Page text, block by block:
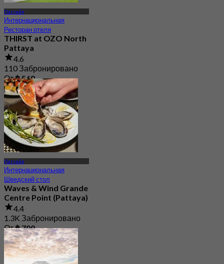
Паттайя
Интернациональная
Ресторан отеля
THIRST at OZO North
Pattaya
4.6
110 Забронировано
От฿ 569
Паттайя
Интернациональная
Шведский стол
Waves & Wind Grande
Centre Point (Pattaya)
4.4
1.3K Забронировано
От฿ 700